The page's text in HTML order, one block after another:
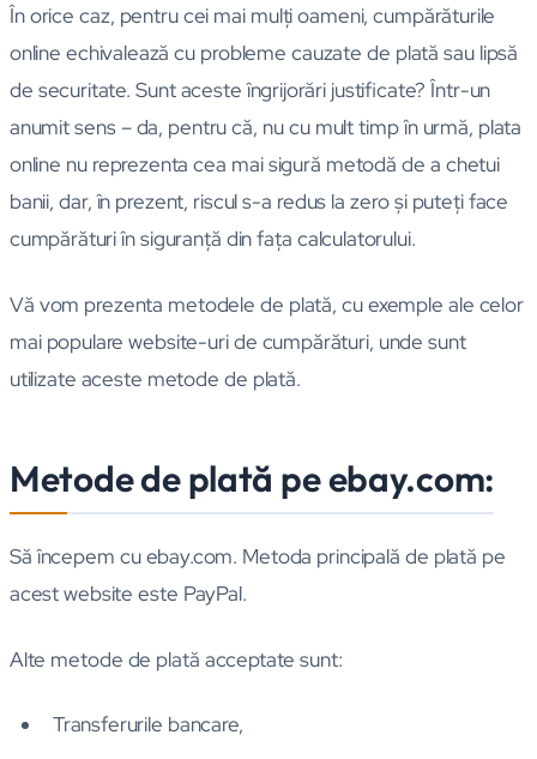
În orice caz, pentru cei mai mulţi oameni, cumpărăturile
online echivalează cu probleme cauzate de plată sau lipsă
de securitate. Sunt aceste îngrijorări justificate? Într-un
anumit sens – da, pentru că, nu cu mult timp în urmă, plata
online nu reprezenta cea mai sigură metodă de a chetui
banii, dar, în prezent, riscul s-a redus la zero şi puteţi face
cumpărături în siguranţă din faţa calculatorului.
Vă vom prezenta metodele de plată, cu exemple ale celor
mai populare website-uri de cumpărături, unde sunt
utilizate aceste metode de plată.
Metode de plată pe ebay.com:
Să începem cu ebay.com. Metoda principală de plată pe
acest website este PayPal.
Alte metode de plată acceptate sunt:
Transferurile bancare,